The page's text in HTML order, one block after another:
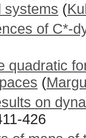
systems (
of C*-
quadratic
(
on
426